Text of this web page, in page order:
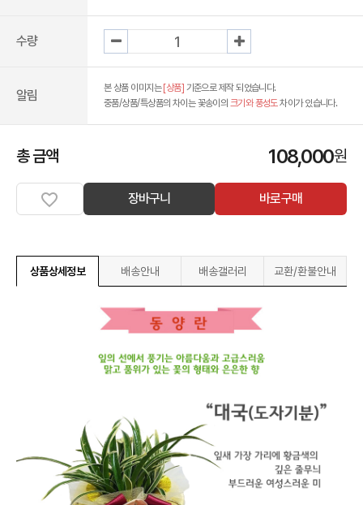
수량
알림 본 상품 이미지는 [상품] 기준으로 제작 되었습니다.
중품/상품/특상품의 차이는 꽃송이의 크기와 풍성도차이가 있습니다.
총 금액 108,000원
장바구니 바로구매
상품상세정보 배송안내 배송갤러리 교환/환불안내